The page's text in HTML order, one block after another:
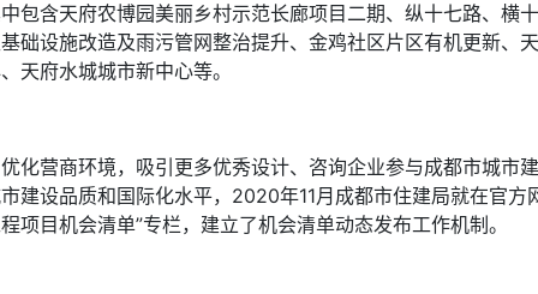
包含天府农博园美丽乡村示范长廊项目二期、纵十七路、横
础设施改造及雨污管网整治提升、金鸡社区片区有机更新、
天府水城城市新中心等。
化营商环境，吸引更多优秀设计、咨询企业参与成都市城市
建设品质和国际化水平，2020年11月成都市住建局就在官方
项目机会清单”专栏，建立了机会清单动态发布工作机制。